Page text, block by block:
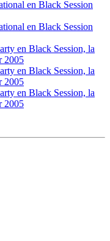
en Black Session
en Black Session
en Black Session, la
2005
en Black Session, la
2005
en Black Session, la
2005